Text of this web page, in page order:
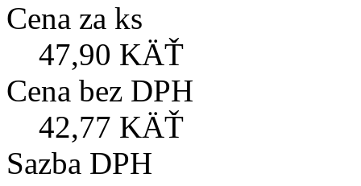
Cena za ks
47,90 KÄŤ
Cena bez DPH
42,77 KÄŤ
Sazba DPH